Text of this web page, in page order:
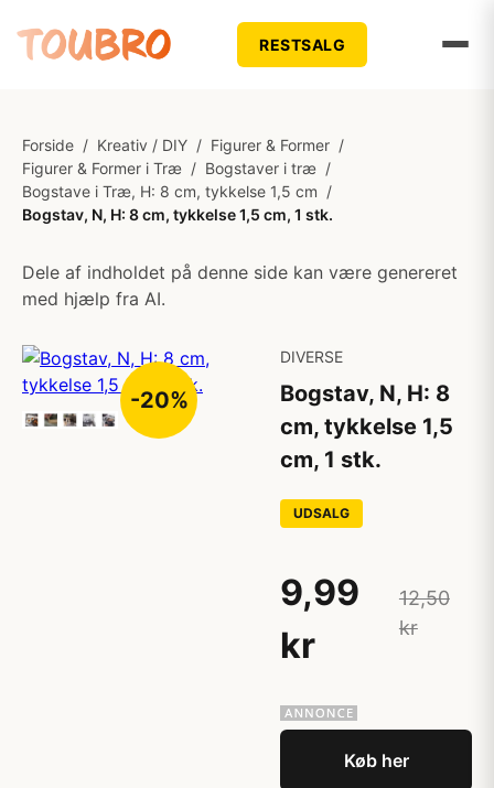
RESTSALG
Forside / Kreativ / DIY / Figurer & Former /
Figurer & Former i Træ / Bogstaver i træ /
Bogstave i Træ, H: 8 cm, tykkelse 1,5 cm /
Bogstav, N, H: 8 cm, tykkelse 1,5 cm, 1 stk.
Dele af indholdet på denne side kan være genereret
med hjælp fra AI.
-20%
DIVERSE
Bogstav, N, H: 8
cm, tykkelse 1,5
cm, 1 stk.
UDSALG
9,99
kr
12,50
kr
Køb her